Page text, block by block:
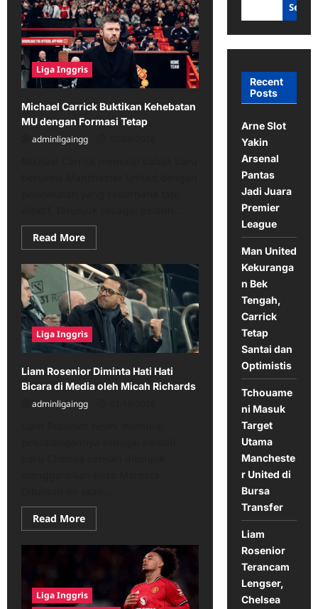
Liga Inggris
Michael Carrick Buktikan Kehebatan
MU dengan Formasi Tetap
adminligaingg
Read MoreRead
more
Michael
Carrick
Buktikan
Kehebatan
MU
dengan
Formasi
Tetap
Liga Inggris
Liam Rosenior Diminta Hati Hati
Bicara di Media oleh Micah Richards
adminligaingg
Read MoreRead
more
Liam
Hati
Hati
Bicara
Liga Inggris
Recent
Posts
Arne Slot
Yakin
Arsenal
Pantas
Jadi Juara
Premier
League
Man United
Kekuranga
n Bek
Tengah,
Carrick
Tetap
Santai dan
Optimistis
Tchouame
ni Masuk
Target
Utama
Mancheste
r United di
Bursa
Transfer
Liam
Rosenior
Terancam
Lengser,
Chelsea